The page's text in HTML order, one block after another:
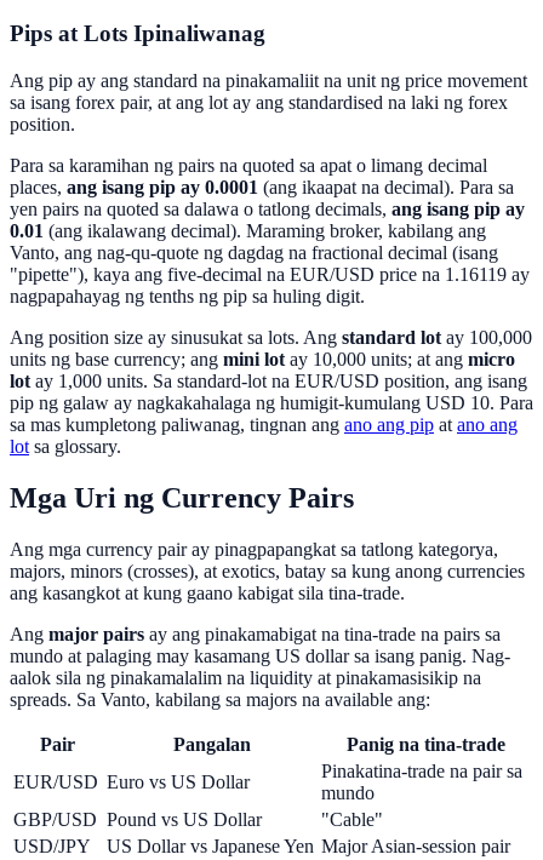
Pips at Lots Ipinaliwanag
Ang pip ay ang standard na pinakamaliit na unit ng price movement
sa isang forex pair, at ang lot ay ang standardised na laki ng forex
position.
Para sa karamihan ng pairs na quoted sa apat o limang decimal
places, ang isang pip ay 0.0001 (ang ikaapat na decimal). Para sa
yen pairs na quoted sa dalawa o tatlong decimals, ang isang pip ay
0.01 (ang ikalawang decimal). Maraming broker, kabilang ang
Vanto, ang nag-qu-quote ng dagdag na fractional decimal (isang
"pipette"), kaya ang five-decimal na EUR/USD price na 1.16119 ay
nagpapahayag ng tenths ng pip sa huling digit.
Ang position size ay sinusukat sa lots. Ang standard lot ay 100,000
units ng base currency; ang mini lot ay 10,000 units; at ang micro
lot ay 1,000 units. Sa standard-lot na EUR/USD position, ang isang
pip ng galaw ay nagkakahalaga ng humigit-kumulang USD 10. Para
sa mas kumpletong paliwanag, tingnan ang ano ang pip at ano ang
lot sa glossary.
Mga Uri ng Currency Pairs
Ang mga currency pair ay pinagpapangkat sa tatlong kategorya,
majors, minors (crosses), at exotics, batay sa kung anong currencies
ang kasangkot at kung gaano kabigat sila tina-trade.
Ang major pairs ay ang pinakamabigat na tina-trade na pairs sa
mundo at palaging may kasamang US dollar sa isang panig. Nag-
aalok sila ng pinakamalalim na liquidity at pinakamasisikip na
spreads. Sa Vanto, kabilang sa majors na available ang:
Pair Pangalan
Panig na tina-trade
EUR/USD Euro vs US Dollar
Pinakatina-trade na pair sa
mundo
GBP/USD Pound vs US Dollar
"Cable"
USD/JPY
US Dollar vs Japanese Yen Major Asian-session pair